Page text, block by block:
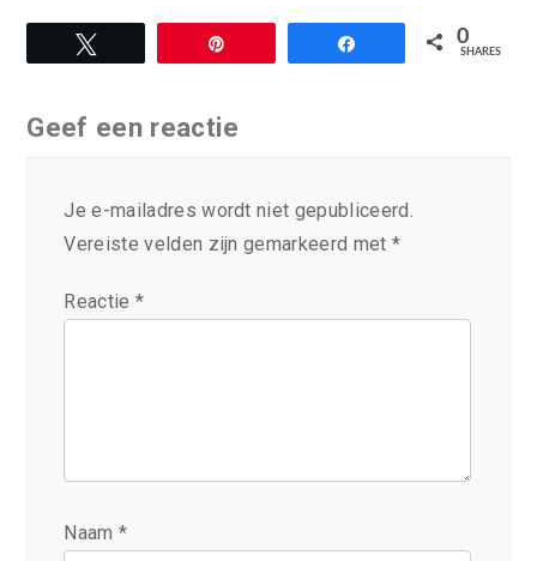
0
SHARES
Geef een reactie
Je e-mailadres wordt niet gepubliceerd.
Vereiste velden zijn gemarkeerd met *
Reactie *
Naam*